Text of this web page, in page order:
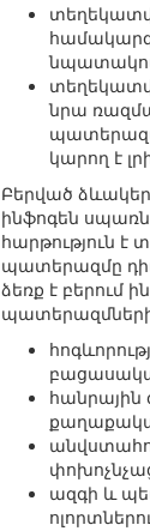
նրա
կարող է
Բերված
ինֆոգեն
հարթություն
պատերազմը
ձեռք է բերում
պատերազմների
հանրային
ազգի և